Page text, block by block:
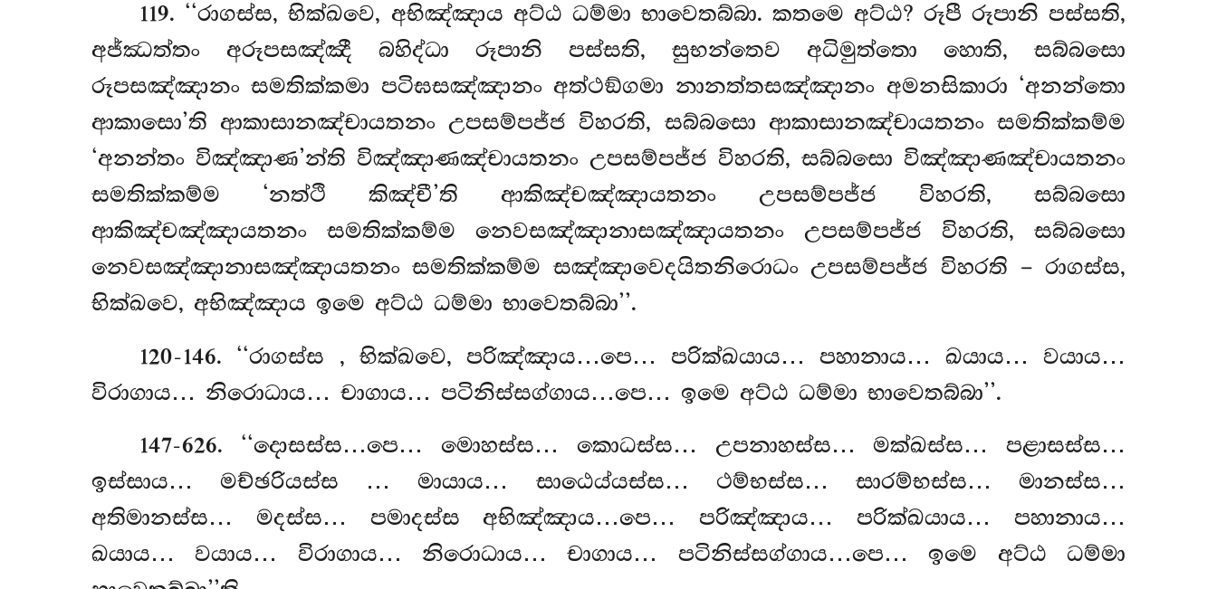
119. ‘‘රාගස්ස, භික්ඛවෙ, අභිඤ්ඤාය අට්ඨ ධම්මා භාවෙතබ්බා. කතමෙ අට්ඨ? රූපී රූපානි පස්සති,
අජ්ඣත්තං අරූපසඤ්ඤී බහිද්ධා රූපානි පස්සති, සුභන්තෙව අධිමුත්තො හොති, සබ්බසො
රූපසඤ්ඤානං සමතික්කමා පටිඝසඤ්ඤානං අත්ථඞ්ගමා නානත්තසඤ්ඤානං අමනසිකාරා ‘අනන්තො
ආකාසො’ති ආකාසානඤ්චායතනං උපසම්පජ්ජ විහරති, සබ්බසො ආකාසානඤ්චායතනං සමතික්කම්ම
‘අනන්තං විඤ්ඤාණ’න්ති විඤ්ඤාණඤ්චායතනං උපසම්පජ්ජ විහරති, සබ්බසො විඤ්ඤාණඤ්චායතනං
සමතික්කම්ම ‘නත්ථි කිඤ්චී’ති ආකිඤ්චඤ්ඤායතනං උපසම්පජ්ජ විහරති, සබ්බසො
ආකිඤ්චඤ්ඤායතනං සමතික්කම්ම නෙවසඤ්ඤානාසඤ්ඤායතනං උපසම්පජ්ජවිහරති, සබ්බසො
නෙවසඤ්ඤානාසඤ්ඤායතනං සමතික්කම්ම සඤ්ඤාවෙදයිතනිරොධං උපසම්පජ්ජ විහරති – රාගස්ස,
භික්ඛවෙ, අභිඤ්ඤාය ඉමෙ අට්ඨ ධම්මා භාවෙතබ්බා’’.
120-146. ‘‘රාගස්ස , භික්ඛවෙ, පරිඤ්ඤාය…පෙ… පරික්ඛයාය… පහානාය… ඛයාය… වයාය…
විරාගාය… නිරොධාය… චාගාය… පටිනිස්සග්ගාය…පෙ… ඉමෙ අට්ඨ ධම්මා භාවෙතබ්බා’’.
147-626. ‘‘දොසස්ස…පෙ… මොහස්ස… කොධස්ස… උපනාහස්ස… මක්ඛස්ස… පළාසස්ස…
ඉස්සාය… මච්ඡරියස්ස … මායාය… සාඨෙය්යස්ස… ථම්භස්ස… සාරම්භස්ස… මානස්ස…
අතිමානස්ස… මදස්ස… පමාදස්ස අභිඤ්ඤාය…පෙ… පරිඤ්ඤාය… පරික්ඛයාය… පහානාය…
ඛයාය… වයාය… විරාගාය… නිරොධාය… චාගාය… පටිනිස්සග්ගාය…පෙ… ඉමෙ අට්ඨ ධම්මා